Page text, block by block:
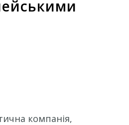
компанія,